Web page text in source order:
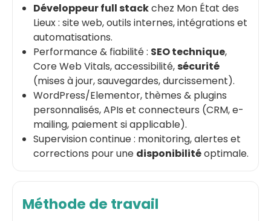
Développeur full stackchez Mon État des
Lieux : site web, outils internes, intégrations et
automatisations.
Performance & fiabilité : SEO technique,
Core Web Vitals, accessibilité,sécurité
(mises à jour, sauvegardes, durcissement).
WordPress/Elementor, thèmes & plugins
personnalisés, APIs et connecteurs (CRM, e-
mailing, paiement si applicable).
Supervision continue : monitoring, alertes et
corrections pour une disponibilitéoptimale.
Méthode de travail